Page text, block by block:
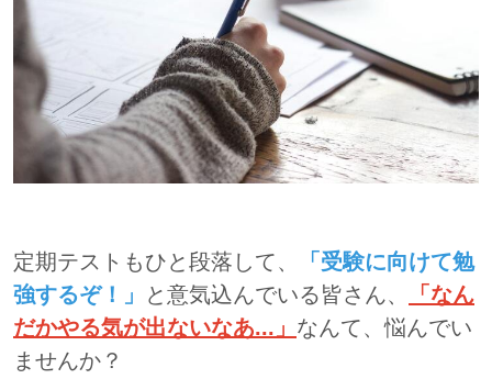
定期テストもひと段落して、
「受験に向けて勉
強するぞ！」
と意気込んでいる皆さん、
「なん
だかやる気が出ないなあ...」 なんて、悩んでい
ませんか？